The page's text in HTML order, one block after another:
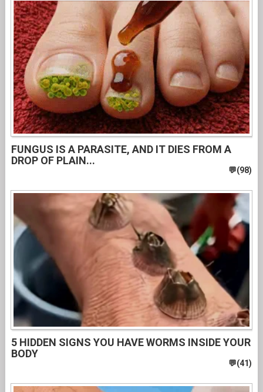
FUNGUS IS A PARASITE, AND IT DIES FROM A
DROP OF PLAIN...
5 HIDDEN SIGNS YOU HAVE WORMS INSIDE YOUR
BODY